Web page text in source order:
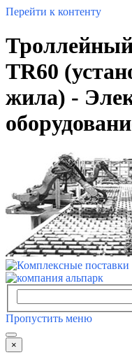
Перейти к контенту
TR60
жила) -
Пропустить меню
×